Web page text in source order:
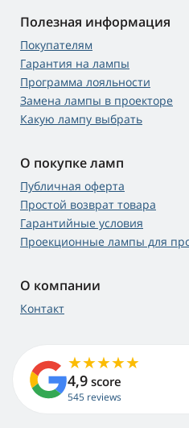
Полезная информация
Покупателям
Гарантия на лампы
Программа лояльности
Замена лампы в проекторе
Какую лампу выбрать
О покупке ламп
Публичная оферта
Простой возврат товара
Гарантийные условия
Проекционные лампы для
О компании
Контакт
4,9 score
545 reviews